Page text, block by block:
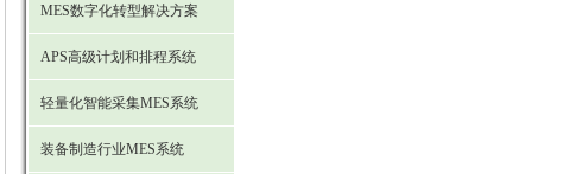
MES数字化转型解决方案
APS高级计划和排程系统
轻量化智能采集MES系统
装备制造行业MES系统